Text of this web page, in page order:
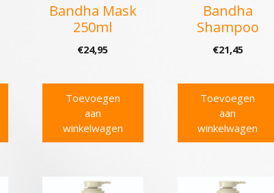
Bandha Mask
250ml
€24,95
Toevoegen
aan
winkelwagen
Bandha
Shampoo
€21,45
Toevoegen
aan
winkelwagen